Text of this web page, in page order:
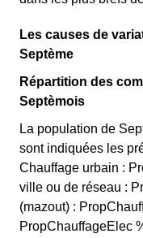
Les causes de
Septème
Répartition des
Septèmois
La population de
sont indiquées les
Chauffage urbain :
ville ou de réseau :
(mazout) :
PropChauffageElec